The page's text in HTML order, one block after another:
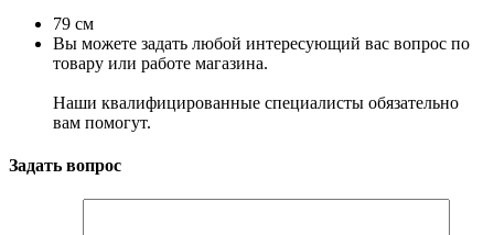
79 см
Вы можете задать любой интересующий вас вопрос по
товару или работе магазина.
Наши квалифицированные специалисты обязательно
вам помогут.
Задать вопрос